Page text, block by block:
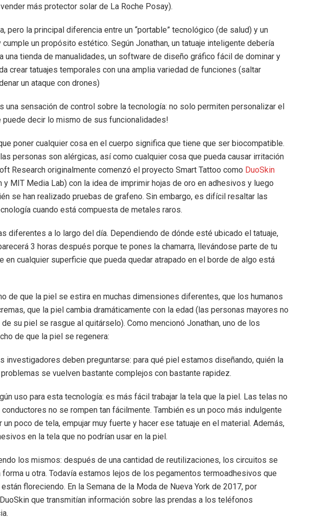
más protector solar de La Roche Posay).
pero la principal diferencia entre un “portable” tecnológico (de salud) y un
un propósito estético. Según Jonathan, un tatuaje inteligente debería
una tienda de manualidades, un software de diseño gráfico fácil de dominar y
crear tatuajes temporales con una amplia variedad de funciones (saltar
un ataque con drones)
una sensación de control sobre la tecnología: no solo permiten personalizar el
puede decir lo mismo de sus funcionalidades!
poner cualquier cosa en el cuerpo significa que tiene que ser biocompatible.
personas son alérgicas, así como cualquier cosa que pueda causar irritación
Research originalmente comenzó el proyecto Smart Tattoo como DuoSkin
MIT Media Lab) con la idea de imprimir hojas de oro en adhesivos y luego
se han realizado pruebas de grafeno. Sin embargo, es difícil resaltar las
cuando está compuesta de metales raros.
diferentes a lo largo del día. Dependiendo de dónde esté ubicado el tatuaje,
3 horas después porque te pones la chamarra, llevándose parte de tu
en cualquier superficie que pueda quedar atrapado en el borde de algo está
de que la piel se estira en muchas dimensiones diferentes, que los humanos
que la piel cambia dramáticamente con la edad (las personas mayores no
su piel se rasgue al quitárselo). Como mencionó Jonathan, uno de los
de que la piel se regenera:
investigadores deben preguntarse: para qué piel estamos diseñando, quién la
se vuelven bastante complejos con bastante rapidez.
uso para esta tecnología: es más fácil trabajar la tela que la piel. Las telas no
no se rompen tan fácilmente. También es un poco más indulgente
poco de tela, empujar muy fuerte y hacer ese tatuaje en el material. Además,
en la tela que no podrían usar en la piel.
los mismos: después de una cantidad de reutilizaciones, los circuitos se
forma u otra. Todavía estamos lejos de los pegamentos termoadhesivos que
floreciendo. En la Semana de la Moda de Nueva York de 2017, por
que transmitían información sobre las prendas a los teléfonos